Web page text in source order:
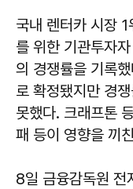
국내 렌터카 시장
를 위한 기관투자
의 경쟁률을 기록
로 확정됐지만 경
못했다. 크래프톤
패 등이 영향을 끼
8일 금융감독원 전